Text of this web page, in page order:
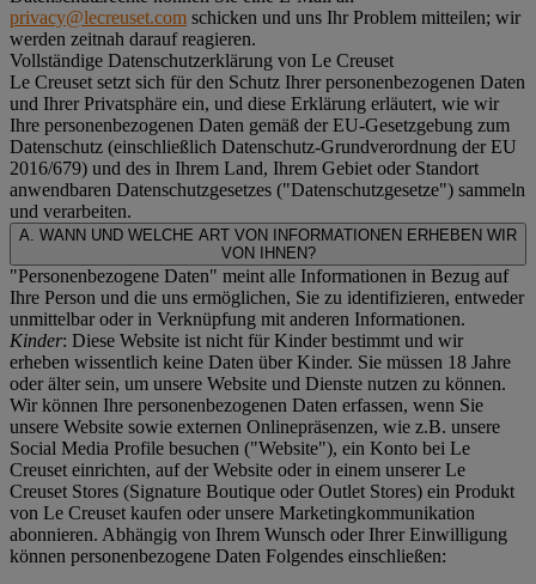
privacy@lecreuset.com schicken und uns Ihr Problem mitteilen; wir
werden zeitnah darauf reagieren.
Vollständige Datenschutzerklärung von Le Creuset
Le Creuset setzt sich für den Schutz Ihrer personenbezogenen Daten
und Ihrer Privatsphäre ein, und diese Erklärung erläutert, wie wir
Ihre personenbezogenen Daten gemäß der EU-Gesetzgebung zum
Datenschutz (einschließlich Datenschutz-Grundverordnung der EU
2016/679) und des in Ihrem Land, Ihrem Gebiet oder Standort
anwendbaren Datenschutzgesetzes ("Datenschutzgesetze") sammeln
und verarbeiten.
A. WANN UND WELCHE ART VON INFORMATIONEN ERHEBEN WIR
VON IHNEN?
"Personenbezogene Daten" meint alle Informationen in Bezug auf
Ihre Person und die uns ermöglichen, Sie zu identifizieren, entweder
unmittelbar oder in Verknüpfung mit anderen Informationen.
Kinder: Diese Website ist nicht für Kinder bestimmt und wir
erheben wissentlich keine Daten über Kinder. Sie müssen 18 Jahre
oder älter sein, um unsere Website und Dienste nutzen zu können.
Wir können Ihre personenbezogenen Daten erfassen, wenn Sie
unsere Website sowie externen Onlinepräsenzen, wie z.B. unsere
Social Media Profile besuchen ("Website"), ein Konto bei Le
Creuset einrichten, auf der Website oder in einem unserer Le
Creuset Stores (Signature Boutique oder Outlet Stores) ein Produkt
von Le Creuset kaufen oder unsere Marketingkommunikation
abonnieren. Abhängig von Ihrem Wunsch oder Ihrer Einwilligung
können personenbezogene Daten Folgendes einschließen: